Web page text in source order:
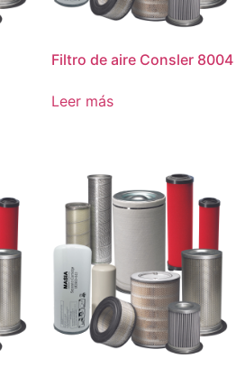
Filtro de aire Consler 8004
Leer más